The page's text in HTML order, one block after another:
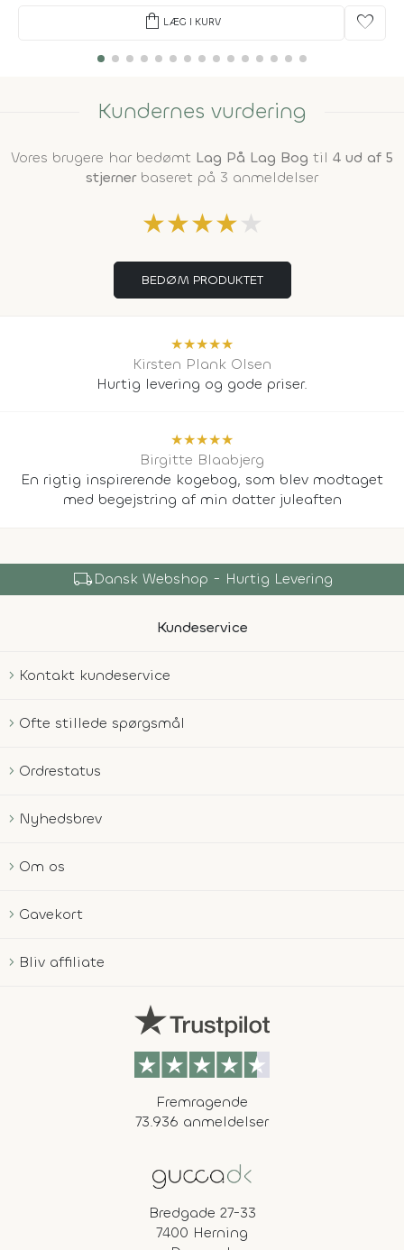
shopping_bag LÆG I KURV favorite
Kundernes vurdering
Vores brugere har bedømt Lag På Lag Bog til 4 ud af 5
stjernerbaseret på 3 anmeldelser
★★★★★
BEDØM PRODUKTET
★★★★★
Kirsten Plank Olsen
Hurtig levering og gode priser.
★★★★★
Birgitte Blaabjerg
En rigtig inspirerende kogebog, som blev modtaget
med begejstring af min datter juleaften
local_shippingDansk Webshop - Hurtig Levering
Kundeservice
Kontakt kundeservice
Ofte stillede spørgsmål
Ordrestatus
Nyhedsbrev
Om os
Gavekort
Bliv affiliate
Fremragende
73.936 anmeldelser
Bredgade 27-33
7400 Herning